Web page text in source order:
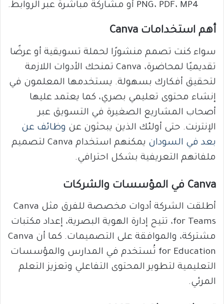
PNG، PDF، MP4 أو مشاركة مباشرة عبر الروابط.
أهم استخدامات Canva
سواء كنت تصمم منشورًا لحملة تسويقية أو عرضًا
تقديميًا لمحاضرة، Canva تمنحك الأدوات اللازمة
لتحقيق أفكارك بسهولة. يستخدمها المعلمون في
إنشاء محتوى تعليمي بصري، كما يعتمد عليها
أصحاب المشاريع الصغيرة في التسويق عبر
الإنترنت. حتى أولئك الذين يبحثون عن وظائف عن
بعد في السودان
يمكنهم استخدام Canva لتصميم
ملفاتهم التعريفية بشكل احترافي.
Canva في المؤسسات والشركات
أطلقت الشركة أدوات مخصصة للفرق مثل Canva
for Teams، تتيح إدارة الهوية البصرية، إعداد مكتبات
مشتركة، والموافقة على التصميمات. كما أن Canva
for Education تُستخدم في المدارس والمؤسسات
التعليمية لتطوير المحتوى التفاعلي وتعزيز التعلم
المرئي.